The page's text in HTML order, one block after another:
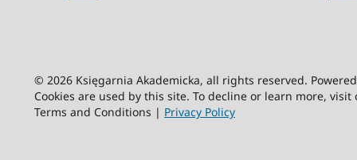
© 2026 Księgarnia Akademicka, all rights reserved.
Cookies are used by this site. To decline or learn more,
Terms and Conditions | Privacy Policy